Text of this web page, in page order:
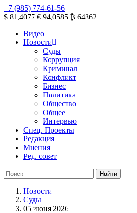
+7 (985) 774-61-56
$ 81,4077 € 94,0585 ₿ 64862
Видео
Новости
Суды
Коррупция
Криминал
Конфликт
Бизнес
Политика
Общество
Общее
Интервью
Спец. Проекты
Редакция
Мнения
Ред. совет
Новости
Суды
05 июня 2026